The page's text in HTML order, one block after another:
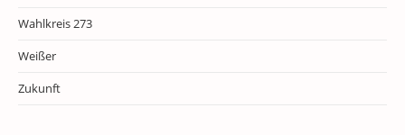
Wahlkreis 273
Weißer
Zukunft